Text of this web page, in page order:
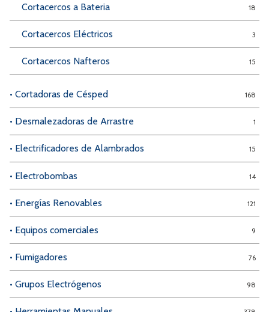
Cortacercos a Bateria 18
Cortacercos Eléctricos 3
Cortacercos Nafteros 15
• Cortadoras de Césped 168
• Desmalezadoras de Arrastre 1
• Electrificadores de Alambrados 15
• Electrobombas 14
• Energías Renovables 121
• Equipos comerciales 9
• Fumigadores 76
• Grupos Electrógenos 98